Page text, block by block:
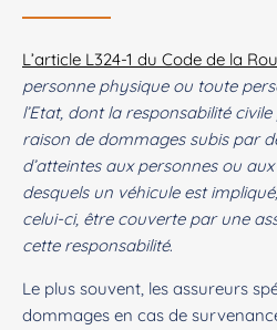
L’article L324-1 du Code de la
personne physique ou toute
l’Etat, dont la responsabilité
raison de dommages subis par
d’atteintes aux personnes ou
desquels un véhicule est
celui-ci, être couverte par une
cette responsabilité.
Le plus souvent, les assureurs
dommages en cas de